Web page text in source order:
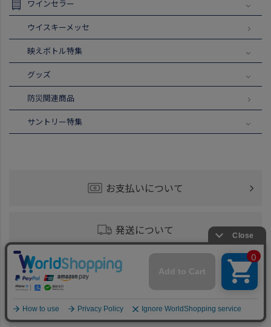
ワインセラー
ウイスキーメッセ
映えボトル特集
グッズ
防災関連商品
サントリー特集
お支払いについて
発送について
お届けについて
商品の同梱について